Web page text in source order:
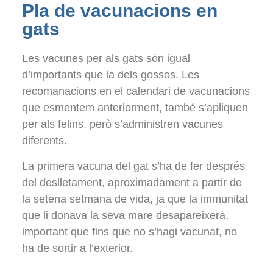
Pla de vacunacions en
gats
Les vacunes per als gats són igual
d’importants que la dels gossos. Les
recomanacions en el calendari de vacunacions
que esmentem anteriorment, també s’apliquen
per als felins, però s’administren vacunes
diferents.
La primera vacuna del gat s’ha de fer després
del deslletament, aproximadament a partir de
la setena setmana de vida, ja que la immunitat
que li donava la seva mare desapareixerà,
important que fins que no s’hagi vacunat, no
ha de sortir a l’exterior.